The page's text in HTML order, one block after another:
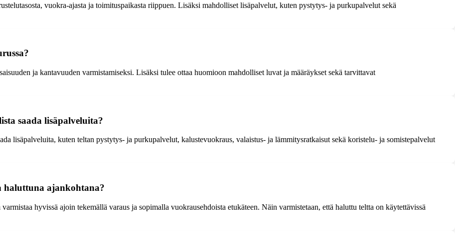
vuokra-ajasta ja toimituspaikasta riippuen. Lisäksi mahdolliset lisäpalvelut, kuten pystytys- ja purkupalvelut sekä
ja kantavuuden varmistamiseksi. Lisäksi tulee ottaa huomioon mahdolliset luvat ja määräykset sekä tarvittavat
saada lisäpalveluita?
lisäpalveluita, kuten teltan pystytys- ja purkupalvelut, kalustevuokraus, valaistus- ja lämmitysratkaisut sekä koristelu- ja somistepalvelut
haluttuna ajankohtana?
hyvissä ajoin tekemällä varaus ja sopimalla vuokrausehdoista etukäteen. Näin varmistetaan, että haluttu teltta on käytettävissä